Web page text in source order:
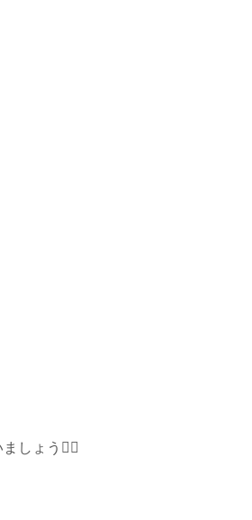
しょう✊🏻